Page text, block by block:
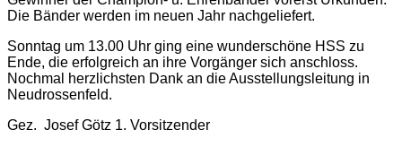
Die Bänder werden im neuen Jahr nachgeliefert.
Sonntag um 13.00 Uhr ging eine wunderschöne HSS zu
Ende, die erfolgreich an ihre Vorgänger sich anschloss.
Nochmal herzlichsten Dank an die Ausstellungsleitung in
Neudrossenfeld.
Gez. Josef Götz 1. Vorsitzender